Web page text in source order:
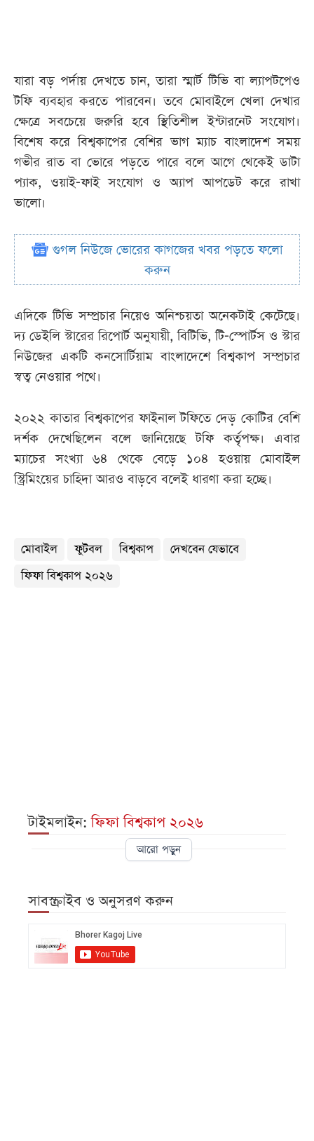
যারা বড় পর্দায় দেখতে চান, তারা স্মার্ট টিভি বা ল্যাপটপেও
টফি ব্যবহার করতে পারবেন। তবে মোবাইলে খেলা দেখার
ক্ষেত্রে সবচেয়ে জরুরি হবে স্থিতিশীল ইন্টারনেট সংযোগ।
বিশেষ করে বিশ্বকাপের বেশির ভাগ ম্যাচ বাংলাদেশ সময়
গভীর রাত বা ভোরে পড়তে পারে বলে আগে থেকেই ডাটা
প্যাক, ওয়াই-ফাই সংযোগ ও অ্যাপ আপডেট করে রাখা
ভালো।
গুগল নিউজে ভোরের কাগজের খবর পড়তে ফলো
করুন
এদিকে টিভি সম্প্রচার নিয়েও অনিশ্চয়তা অনেকটাই কেটেছে।
দ্য ডেইলি স্টারের রিপোর্ট অনুযায়ী, বিটিভি, টি-স্পোর্টস ও স্টার
নিউজের একটি কনসোর্টিয়াম বাংলাদেশে বিশ্বকাপ সম্প্রচার
স্বত্ব নেওয়ার পথে।
২০২২ কাতার বিশ্বকাপের ফাইনাল টফিতে দেড় কোটির বেশি
দর্শক দেখেছিলেন বলে জানিয়েছে টফি কর্তৃপক্ষ। এবার
ম্যাচের সংখ্যা ৬৪ থেকে বেড়ে ১০৪ হওয়ায় মোবাইল
স্ট্রিমিংয়ের চাহিদা আরও বাড়বে বলেই ধারণা করা হচ্ছে।
মোবাইল ফুটবল বিশ্বকাপ
দেখবেন যেভাবে
ফিফা বিশ্বকাপ ২০২৬
টাইমলাইন:ফিফা বিশ্বকাপ ২০২৬
আরো পড়ুন
সাবস্ক্রাইব ও অনুসরণ করুন